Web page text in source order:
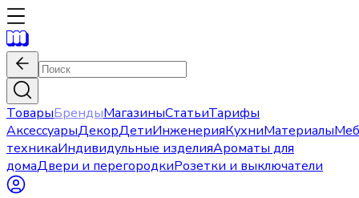
ТоварыБрендыМагазиныСтатьиТарифы
АксессуарыДекорДетиИнженерияКухниМатериалы
техникаИндивидульные изделияАроматы для
домаДвери и перегородкиРозетки и выключатели